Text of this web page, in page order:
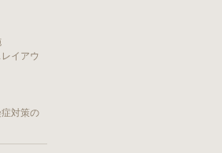
イアウ
対策の